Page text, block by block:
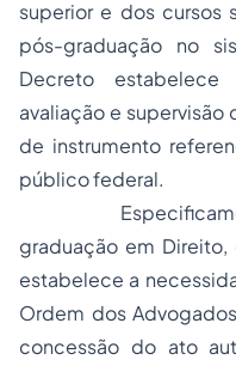
superior e dos cursos
pós-graduação no
Decreto
avaliação e supervisão
de instrumento
público federal.
graduação em
estabelece a
Ordem dos
concessão do ato